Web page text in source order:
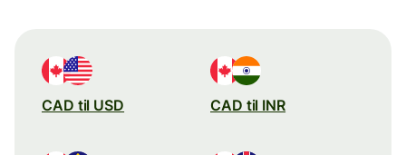
CAD til USD CAD til INR